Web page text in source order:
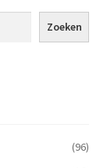
Zoeken
(96)